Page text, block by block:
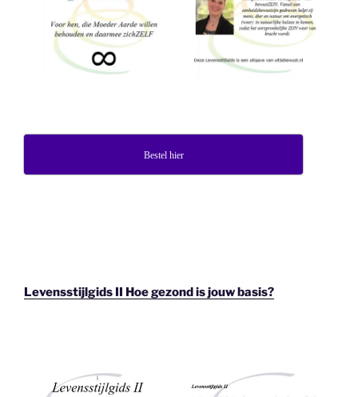
Bestel hier
Levensstijlgids II Hoe gezond is jouw basis?